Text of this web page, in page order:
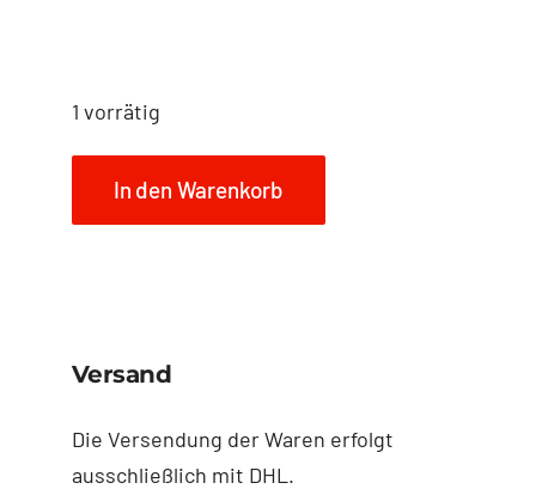
1 vorrätig
In den Warenkorb
Versand
Die Versendung der Waren erfolgt
ausschließlich mit DHL.